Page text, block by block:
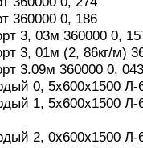
360000 0, 186
3, 03м 360000 0,
3, 01м (2, 86кг/м)
3.09м 360000 0, 043
0, 5х600х1500 Л-
1, 5х600х1500
2, 0х600х1500 Л-